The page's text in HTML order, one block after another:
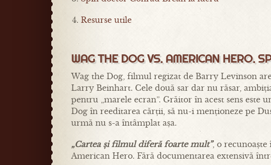
Resurse utile
WAG THE DOG VS. AMERICAN HERO.
Wag the Dog, filmul regizat de Barry Levinson
Larry Beinhart. Cele două sar dar nu răsar,
pentru „marele ecran”. Grăitor în acest sens
Dog în reeditarea cărții, să nu-i menționeze pe
urmă nu s-a întâmplat așa.
„Cartea și filmul diferă foarte mult”, o
American Hero. Fără documentarea extensivă